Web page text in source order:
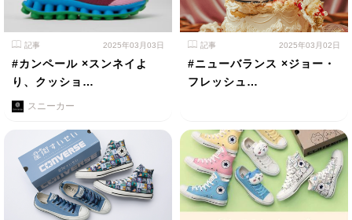
記事 2025年03月03日
#カンペール ×スンネイよ
り、クッショ…
スニーカー
記事 2025年03月02日
#ニューバランス ×ジョー・
フレッシュ…